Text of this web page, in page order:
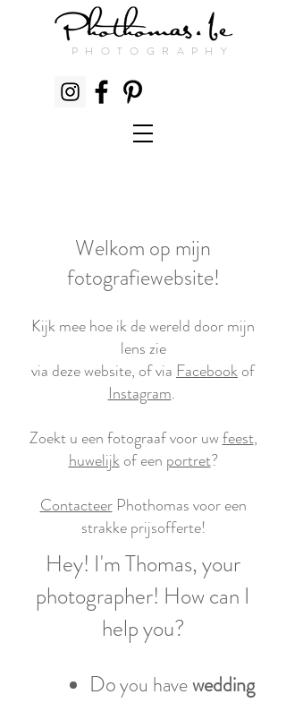
PHOTOGRAPHY
Welkom op mijn
fotografiewebsite!
Kijk mee hoe ik de wereld door mijn
lens zie
via deze website, of via Facebookof
Instagram.
Zoekt u een fotograaf voor uwfeest,
huwelijkof een portret?
ContacteerPhothomas voor een
strakke prijsofferte!
Hey! I'm Thomas, your
photographer! How can I
help you?
Doyou havewedding